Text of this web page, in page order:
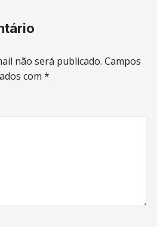
não será publicado. Campos
com*